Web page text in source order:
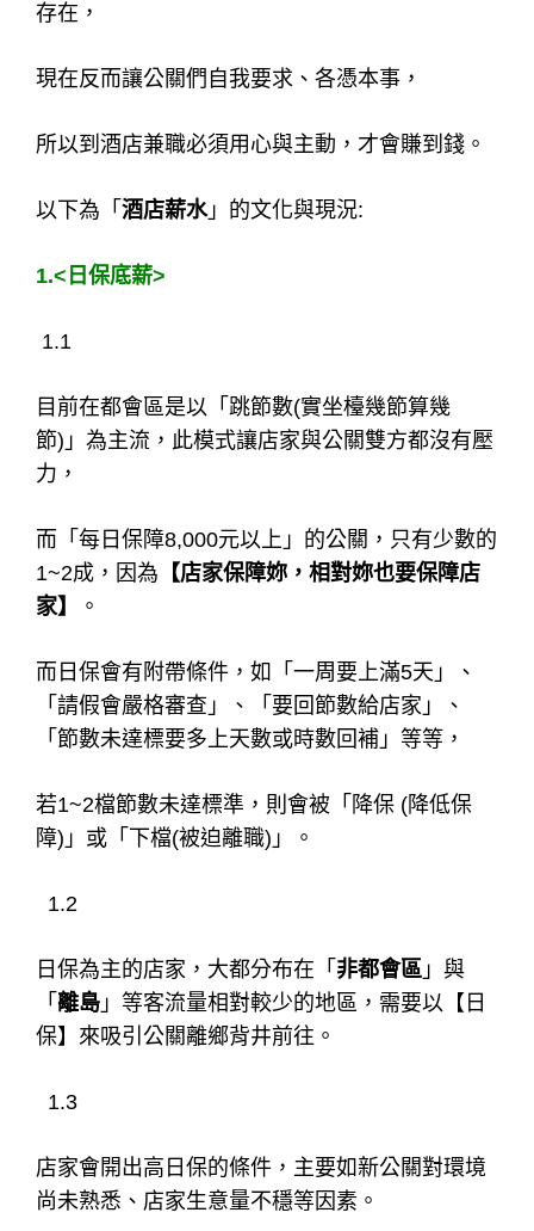
存在，
現在反而讓公關們自我要求、各憑本事，
所以到酒店兼職必須用心與主動，才會賺到錢。
以下為「 酒店薪水」的文化與現況:
1.<日保底薪>
1.1
目前在都會區是以「跳節數(實坐檯幾節算幾
節)」為主流，此模式讓店家與公關雙方都沒有壓
力，
而「每日保障8,000元以上」的公關，只有少數的
1~2成，因為 【店家保障妳，相對妳也要保障店
家】
。
而日保會有附帶條件，如「一周要上滿5天」、
「請假會嚴格審查」、「要回節數給店家」、
「節數未達標要多上天數或時數回補」等等，
若1~2檔節數未達標準，則會被「降保 (降低保
障)」或「下檔(被迫離職)」。
1.2
日保為主的店家，大都分布在「 非都會區 」與
「 離島 」等客流量相對較少的地區，需要以【日
保】來吸引公關離鄉背井前往。
1.3
店家會開出高日保的條件，主要如新公關對環境
尚未熟悉、店家生意量不穩等因素。